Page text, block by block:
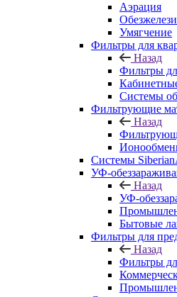
Аэрация
Умягчение
Фильтры для
Назад
Фильтры
Системы
Фильтрующие
Назад
Системы
УФ-
Назад
УФ-
Бытовые
Фильтры для
Назад
Фильтры